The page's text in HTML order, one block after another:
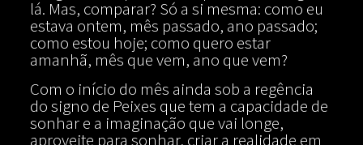
lá. Mas, comparar? Só a si mesma: como eu
estava ontem, mês passado, ano passado;
como estou hoje; como quero estar
amanhã, mês que vem, ano que vem?
Com o início do mês ainda sob a regência
do signo de Peixes que tem a capacidade de
sonhar e a imaginação que vai longe,
aproveite para sonhar, criar a realidade em